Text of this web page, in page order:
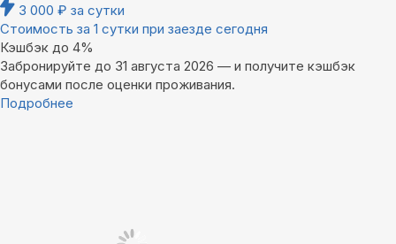
3 000 ₽ за сутки
Стоимость за 1 сутки при заезде сегодня
Кэшбэк до 4%
Забронируйте до 31 августа 2026 — и получите кэшбэк
бонусами после оценки проживания.
Подробнее